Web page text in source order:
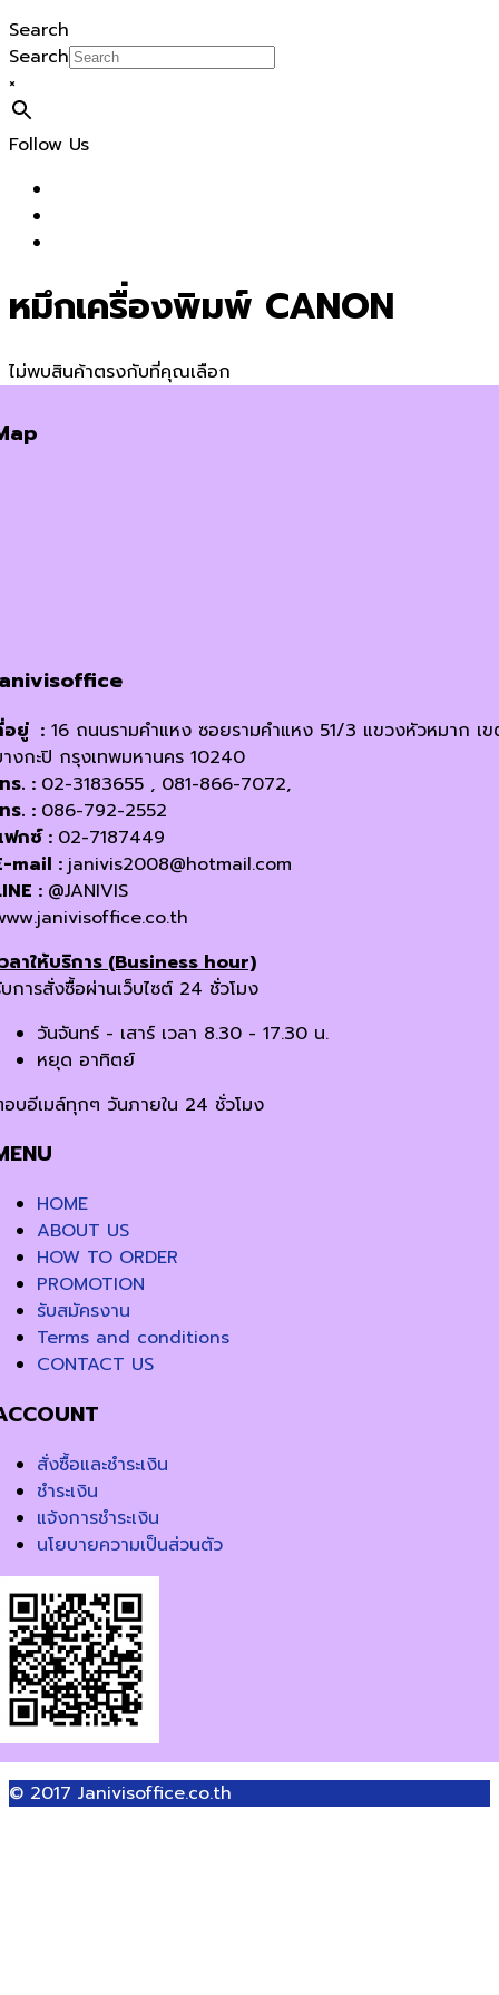
Search
Search
×
Follow Us
หมึกเครื่องพิมพ์ CANON
ไม่พบสินค้าตรงกับที่คุณเลือก
อยู่ : 16 ถนนรามคำแหง ซอยรามคำแหง 51/3 แขวงหัวหมาก เ
งกะปิ กรุงเทพมหานคร 10240
ร. : 02-3183655 , 081-866-7072,
ร. : 086-792-2552
กซ์ : 02-7187449
mail : janivis2008@hotmail.com
: @JANIVIS
ลาให้บริการ (Business hour)
การสั่งซื้อผ่านเว็บไซต์ 24 ชั่วโมง
วันจันทร์ - เสาร์ เวลา 8.30 - 17.30 น.
หยุด อาทิตย์
บอีเมล์ทุกๆ วันภายใน 24 ชั่วโมง
HOME
ABOUT US
HOW TO ORDER
PROMOTION
รับสมัครงาน
Terms and conditions
CONTACT US
สั่งซื้อและชำระเงิน
ชำระเงิน
แจ้งการชำระเงิน
นโยบายความเป็นส่วนตัว
© 2017 Janivisoffice.co.th